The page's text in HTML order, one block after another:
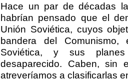
Hace un par de décadas
habrían pensado que el
Unión Soviética, cuyos
bandera del
Soviética, y sus
desaparecido. Caben, sin
atreveríamos a clasificarlas